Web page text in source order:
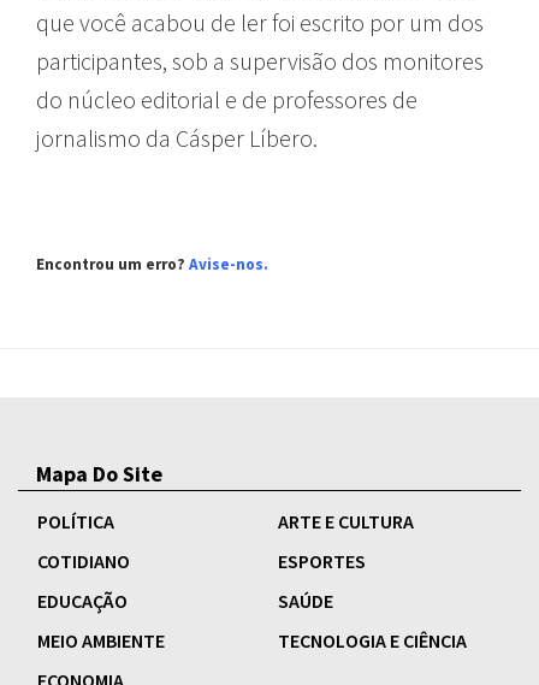
que você acabou de ler foi escrito por um dos
participantes, sob a supervisão dos monitores
do núcleo editorial e de professores de
jornalismo da Cásper Líbero.
Encontrou um erro? Avise-nos.
Mapa Do Site
POLÍTICA
ARTE E CULTURA
COTIDIANO
ESPORTES
EDUCAÇÃO
SAÚDE
MEIO AMBIENTE
TECNOLOGIA E CIÊNCIA